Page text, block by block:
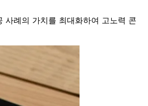
사례의 가치를 최대화하여 고노력 콘